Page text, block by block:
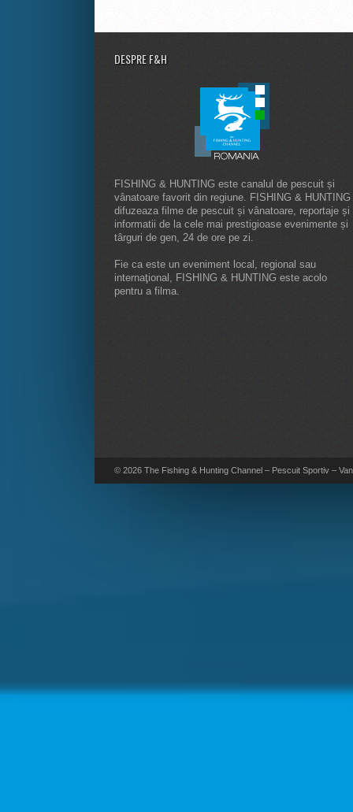
DESPRE F&H
FISHING & HUNTING este canalul de pescuit și
vânatoare favorit din regiune. FISHING & HUNTING
difuzeaza filme de pescuit și vânatoare, reportaje și
informatii de la cele mai prestigioase evenimente și
târguri de gen, 24 de ore pe zi.
Fie ca este un eveniment local, regional sau
internaţional, FISHING & HUNTING este acolo
pentru a filma.
© 2026 The Fishing & Hunting Channel – Pescuit Sportiv –